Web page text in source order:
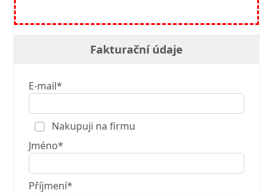
Fakturační údaje
E-mail*
Nakupuji na firmu
Jméno*
Příjmení*